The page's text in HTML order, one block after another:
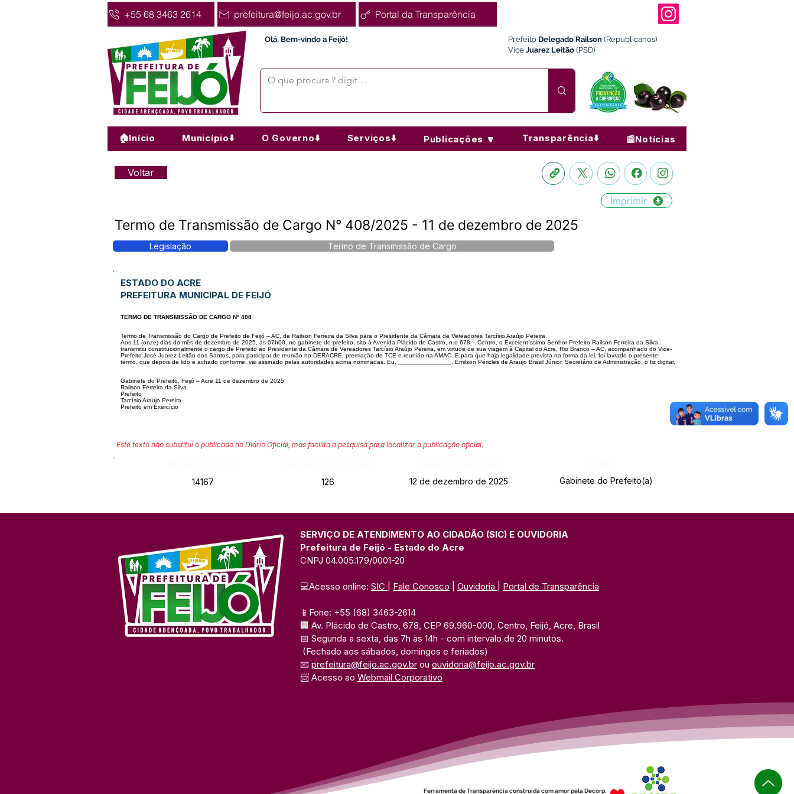
+55 68 3463 2614 prefeitura@feijo.ac.gov.br Portal da Transparência
Olá, Bem-vindo a Feijó! Prefeito Delegado Railson (Republicanos)
Vice Juarez Leitão (PSD)
🏠Início Município⬇️ O Governo⬇️ Serviços⬇️ Publicações 🔽 Transparência⬇️ 📰Notícias
Voltar
Imprimir
Termo de Transmissão de Cargo N° 408/2025 - 11 de dezembro de 2025
Legislação Termo de Transmissão de Cargo
ESTADO DO ACRE
PREFEITURA MUNICIPAL DE FEIJÓ
TERMO DE TRANSMISSÃO DE CARGO N° 408
Termo de Transmissão do Cargo de Prefeito de Feijó – AC, de Railson Ferreira da Silva para o Presidente da Câmara de Vereadores Tarcísio Araújo Pereira.
Aos 11 (onze) dias do mês de dezembro de 2025, às 07h00, no gabinete do prefeito, sito à Avenida Plácido de Castro, n.o 678 – Centro, o Excelentíssimo Senhor Prefeito Railson Ferreira da Silva,
transmitiu constitucionalmente o cargo de Prefeito ao Presidente da Câmara de Vereadores Tarcísio Araújo Pereira, em virtude de sua viagem à Capital do Acre, Rio Branco – AC, acompanhado do Vice-
Prefeito José Juarez Leitão dos Santos, para participarde reunião no DERACRE, premiação do TCE e reunião na AMAC. E para que haja legalidade prevista na forma da lei, foi lavrado o presente
termo, que depois de lido e achado conforme, vai assinado pelas autoridades acima nominadas. Eu, _______________, Emilson Péricles de Araujo Brasil Júnior, Secretário de Administração, o fiz digitar.
Gabinete do Prefeito, Feijó – Acre 11 de dezembro de 2025
Railson Ferreira da Silva
Prefeito
Tarcísio Araujo Pereira
Prefeito em Exercício
Este texto não substitui o publicado no Diário Oficial, mas facilita a pesquisa para localizar a publicação oficial.
14167
126 12 de dezembro de 2025 Gabinete do Prefeito(a)
SERVIÇO DE ATENDIMENTO AO CIDADÃO (SIC) E OUVIDORIA
Prefeitura de Feijó - Estado do Acre
CNPJ 04.005.179/0001-20
💻Acesso online: SIC Fale Conosco Ouvidoria Portal de Transparência
📱Fone: +55 (68) 3463-2614
🏢 Av. Plácido de Castro, 678, CEP 69.960-000, Centro, Feijó, Acre, Brasil
📅 Segunda a sexta, das 7h às 14h - com intervalo de 20 minutos.
(Fechado aos sábados, domingos e feriados)
📧 prefeitura@feijo.ac.gov.br ou ouvidoria@feijo.ac.gov.br
📨 Acesso ao Webmail Corporativo
Ferramenta de Transparência construída com amor pela Decorp.